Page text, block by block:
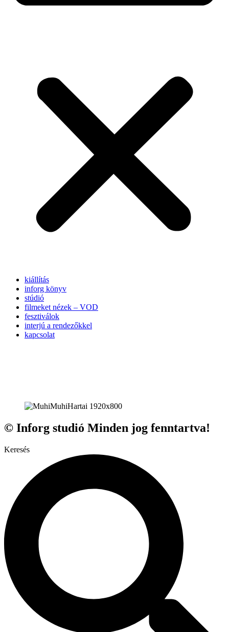
kiállítás
inforg könyv
stúdió
filmeket nézek – VOD
fesztiválok
interjú a rendezőkkel
kapcsolat
© Inforg studió Minden jog fenntartva!
Keresés